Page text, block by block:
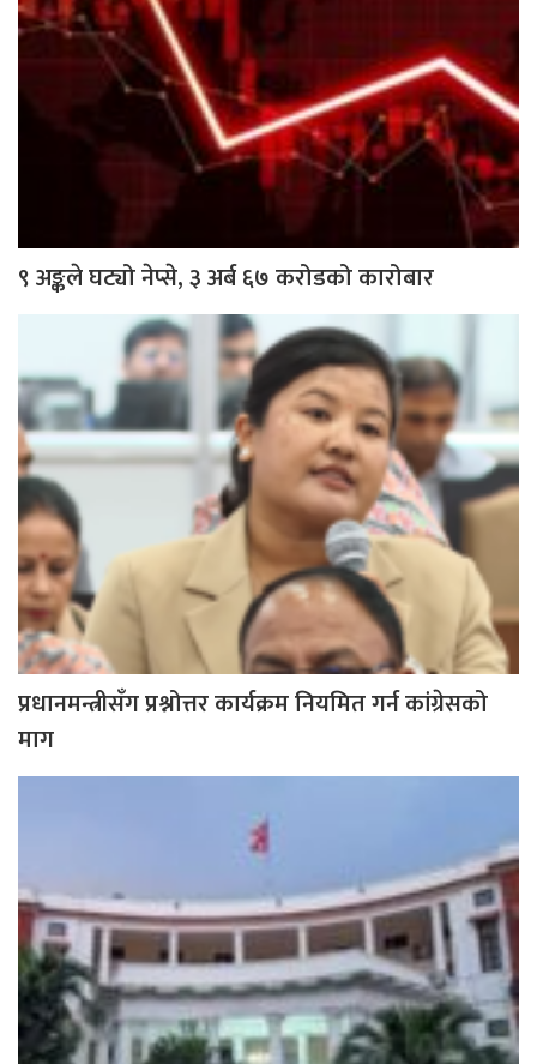
९ अङ्कले घट्यो नेप्से, ३ अर्ब ६७ करोडको कारोबार
प्रधानमन्त्रीसँग प्रश्नोत्तर कार्यक्रम नियमित गर्न कांग्रेसको
माग